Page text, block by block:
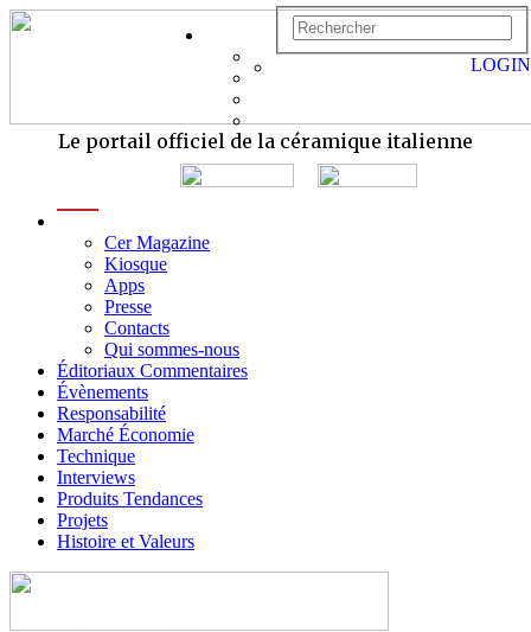
Le portail officiel de la céramique italienne
Cer Magazine
Kiosque
Apps
Presse
Contacts
Qui sommes-nous
Éditoriaux Commentaires
Évènements
Responsabilité
Marché Économie
Technique
Interviews
Produits Tendances
Projets
Histoire et Valeurs
LOGIN